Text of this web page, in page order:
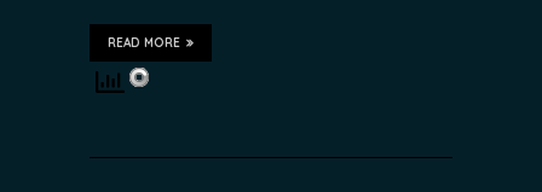
READ MORE